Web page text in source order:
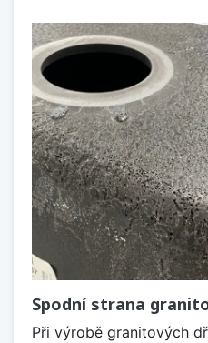
Spodní strana
Při výrobě granitových